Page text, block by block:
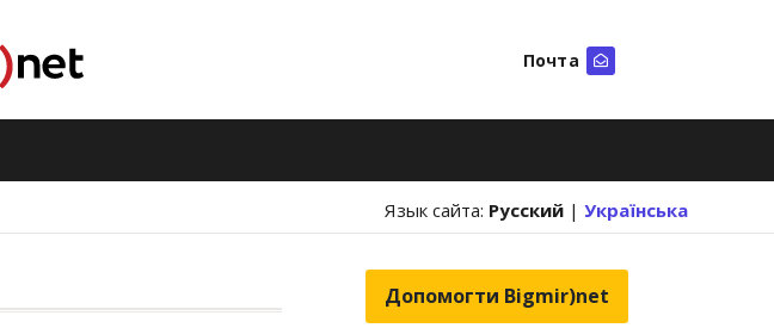
Почта
Язык сайта: Русский | Українська
Допомогти Bigmir)net